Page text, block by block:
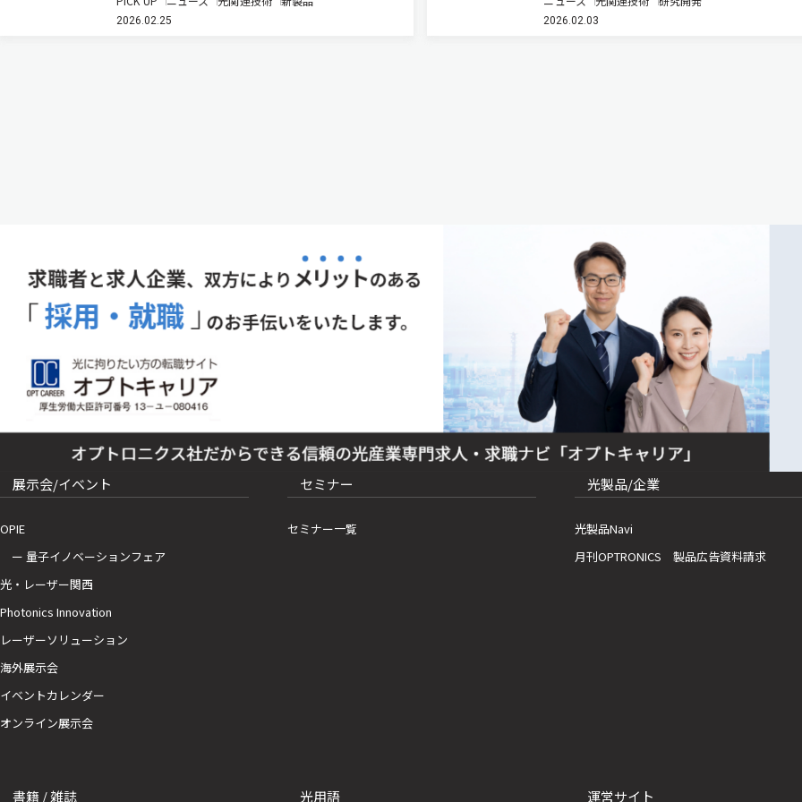
した（ニュースリリース）。 有機ELテールランプは従
来のLEDと比べ、薄型で高精細な表現が可能。曲面へ
2026.02.25
ELDMR法を用いて信号の観測に成功し、その起
子正孔対であることを実証した（ニュースリリー
2026.02.03
展示会/イベント
OPIE
ー 量子イノベーションフェア
光・レーザー関西
Photonics Innovation
レーザーソリューション
海外展示会
イベントカレンダー
オンライン展示会
セミナー
セミナー一覧
光製品/企業
光製品Navi
月刊OPTRONICS 製品広告資料請求
書籍 / 雑誌 光用語 運営サイト